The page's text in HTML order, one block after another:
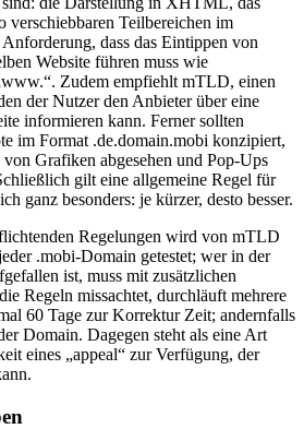
verschiebbaren Teilbereichen im
dass das Eintippen von
Website führen muss wie
Zudem empfiehlt mTLD, einen
der Nutzer den Anbieter über eine
informieren kann. Ferner sollten
im Format .de.domain.mobi konzipiert,
Grafiken abgesehen und Pop-Ups
gilt eine allgemeine Regel für
ganz besonders: je kürzer, desto besser.
Regelungen wird von mTLD
.mobi-Domain getestet; wer in der
ist, muss mit zusätzlichen
Regeln missachtet, durchläuft mehrere
60 Tage zur Korrektur Zeit; andernfalls
Domain. Dagegen steht als eine Art
eines „appeal“ zur Verfügung, der